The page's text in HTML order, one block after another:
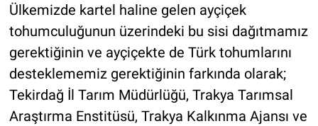
Ülkemizde kartel haline gelen ayçiçek
tohumculuğunun üzerindeki bu sisi dağıtmamız
gerektiğinin ve ayçiçekte de Türk tohumlarını
desteklememiz gerektiğinin farkında olarak;
Tekirdağ İl Tarım Müdürlüğü, Trakya Tarımsal
Araştırma Enstitüsü, Trakya Kalkınma Ajansı ve